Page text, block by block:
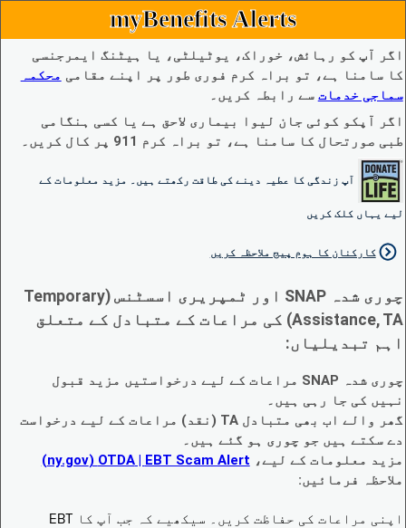
myBenefits Alerts
اگر آپ کو رہائش، خوراک، یوٹیلٹی، یا ہیٹنگ ایمرجنسی
کا سامنا ہے، تو براہ کرم فوری طور پر اپنے مقامی محکمہ
سماجی خدمات سے رابطہ کریں۔
اگر آپکو کوئی جان لیوا بیماری لاحق ہے یا کسی ہنگامی
طبی صورتحال کا سامنا ہے، تو براہ کرم 911 پر کال کریں۔
آپ زندگی کا عطیہ دینے کی طاقت رکھتے ہیں۔ مزید معلومات کے
لیے یہاں کلک کریں
کارکنان کا ہوم پیج ملاحظہ کریں
چوری شدہ SNAP اور ٹمپریری اسسٹنس (Temporary
Assistance, TA) کی مراعات کے متبادل کے متعلق
اہم تبدیلیاں:
چوری شدہ SNAP مراعات کے لیے درخواستیں مزید قبول
نہیں کی جا رہی ہیں۔
گھر والے اب بھی متبادل TA (نقد) مراعات کے لیے درخواست
دے سکتے ہیں جو چوری ہو گئے ہیں۔
مزید معلومات کے لیے، EBT Scam Alert ‏| OTDA ‏(ny.gov)
ملاحظہ فرمائیں:
اپنی مراعات کی حفاظت کریں۔ سیکھیے کہ جب آپ کا EBT